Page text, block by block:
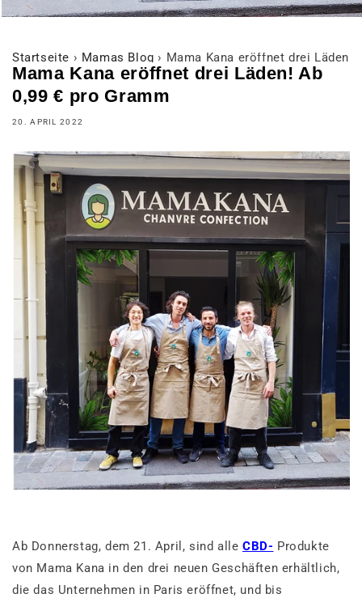
Startseite › Mamas Blog › Mama Kana eröffnet drei Läden!
Mama Kana eröffnet drei Läden! Ab
0,99 € pro Gramm
20. APRIL 2022
Ab Donnerstag, dem 21. April, sind alle CBD- Produkte
von Mama Kana in den drei neuen Geschäften erhältlich,
die das Unternehmen in Paris eröffnet, und bis